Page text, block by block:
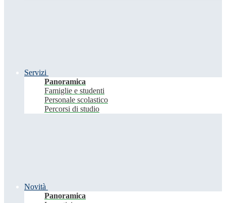
Servizi
Panoramica
Famiglie e studenti
Personale scolastico
Percorsi di studio
Novità
Panoramica